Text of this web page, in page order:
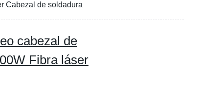
Cabezal de soldadura
cabezal de
Fibra láser